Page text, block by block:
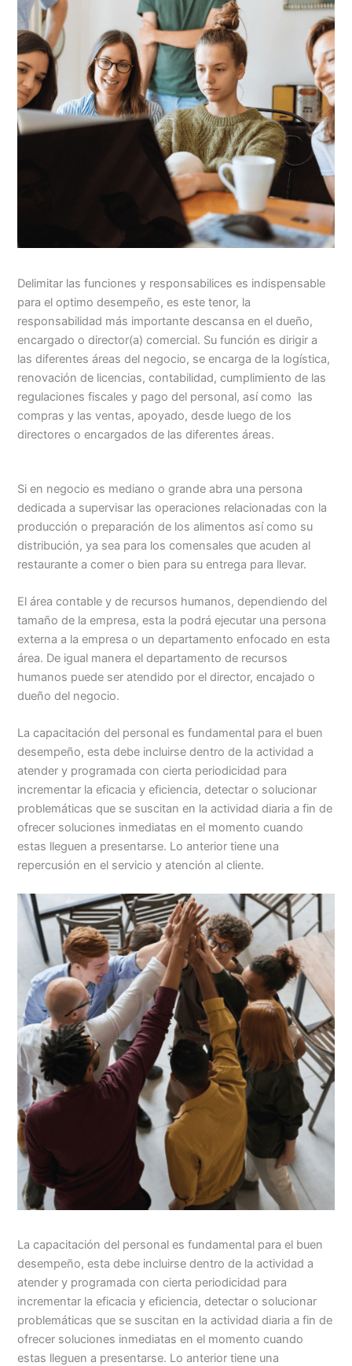
Delimitar las funciones y responsabilices es indispensable
para el optimo desempeño, es este tenor, la
responsabilidad más importante descansa en el dueño,
encargado o director(a) comercial. Su función es dirigir a
las diferentes áreas del negocio, se encarga de la logística,
renovación de licencias, contabilidad, cumplimiento de las
regulaciones fiscales y pago del personal, así como las
compras y las ventas, apoyado, desde luego de los
directores o encargados de las diferentes áreas.
Si en negocio es mediano o grande abra una persona
dedicada a supervisar las operaciones relacionadas con la
producción o preparación de los alimentos así como su
distribución, ya sea para los comensales que acuden al
restaurante a comer o bien para su entrega para llevar.
El área contable y de recursos humanos, dependiendo del
tamaño de la empresa, esta la podrá ejecutar una persona
externa a la empresa o un departamento enfocado en esta
área. De igual manera el departamento de recursos
humanos puede ser atendido por el director, encajado o
dueño del negocio.
La capacitación del personal es fundamental para el buen
desempeño, esta debe incluirse dentro de la actividad a
atender y programada con cierta periodicidad para
incrementar la eficacia y eficiencia, detectar o solucionar
problemáticas que se suscitan en la actividad diaria a fin de
ofrecer soluciones inmediatas en el momento cuando
estas lleguen a presentarse. Lo anterior tiene una
repercusión en el servicio y atención al cliente.
La capacitación del personal es fundamental para el buen
desempeño, esta debe incluirse dentro de la actividad a
atender y programada con cierta periodicidad para
incrementar la eficacia y eficiencia, detectar o solucionar
problemáticas que se suscitan en la actividad diaria a fin de
ofrecer soluciones inmediatas en el momento cuando
estas lleguen a presentarse. Lo anterior tiene una